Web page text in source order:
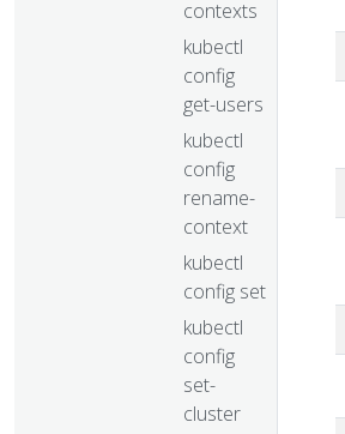
contexts
kubectl
config
get-users
kubectl
config
rename-
context
kubectl
config set
kubectl
config
set-
cluster